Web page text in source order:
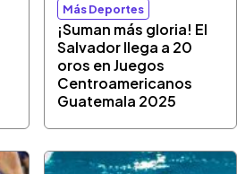
Más Deportes
¡Suman más gloria! El
Salvador llega a 20
oros en Juegos
Centroamericanos
Guatemala 2025